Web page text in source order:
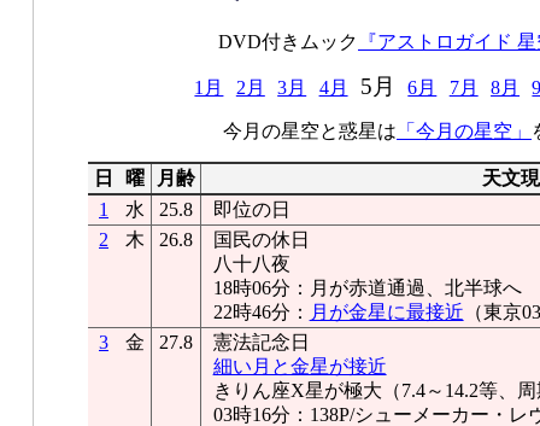
DVD付きムック 『アストロガイド
1月 2月 3月 4月 5月 6月 7月 8月
今月の星空と惑星は 「今月の星空」
日 曜 月齢
天文
1
水 25.8
即位の日
2
木 26.8
国民の休日
八十八夜
18時06分：月が赤道通過、北半球へ
22時46分： 月が金星に最接近 （東京
3
金 27.8
憲法記念日
細い月と金星が接近
きりん座X星が極大（7.4～14.2等、
03時16分：138P/シューメーカー・